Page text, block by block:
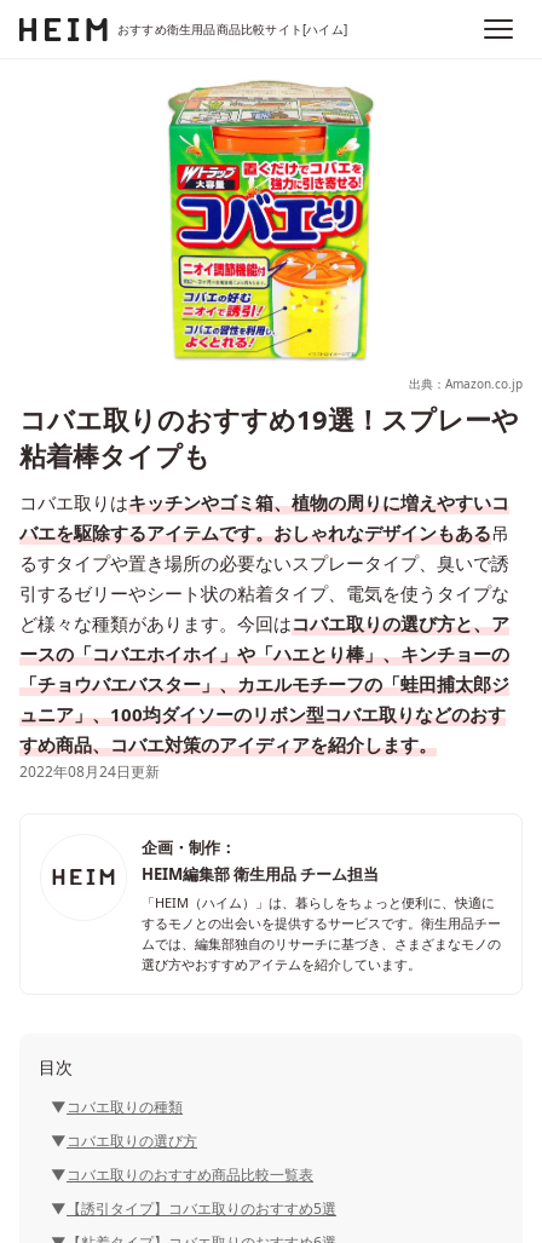
おすすめ衛生用品商品比較サイト[ハイム]
出典：Amazon.co.jp
コバエ取りのおすすめ19選！スプレーや
粘着棒タイプも
コバエ取りはキッチンやゴミ箱、植物の周りに増えやすいコ
バエを駆除するアイテムです。おしゃれなデザインもある吊
るすタイプや置き場所の必要ないスプレータイプ、臭いで誘
引するゼリーやシート状の粘着タイプ、電気を使うタイプな
ど様々な種類があります。今回はコバエ取りの選び方と、ア
ースの「コバエホイホイ」や「ハエとり棒」、キンチョーの
「チョウバエバスター」、カエルモチーフの「蛙田捕太郎ジ
ュニア」、100均ダイソーのリボン型コバエ取りなどのおす
すめ商品、コバエ対策のアイディアを紹介します。
2022年08月24日更新
企画・制作：
HEIM編集部 衛生用品 チーム担当
「HEIM（ハイム）」は、暮らしをちょっと便利に、快適に
するモノとの出会いを提供するサービスです。衛生用品チー
ムでは、編集部独自のリサーチに基づき、さまざまなモノの
選び方やおすすめアイテムを紹介しています。
目次
コバエ取りの種類
コバエ取りの選び方
コバエ取りのおすすめ商品比較一覧表
【誘引タイプ】コバエ取りのおすすめ5選